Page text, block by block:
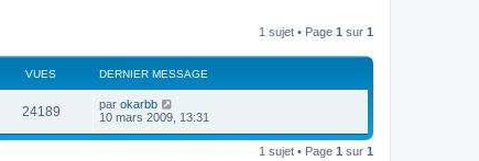
1 sujet • Page 1 sur 1
VUES DERNIER MESSAGE
24189 par okarbb
10 mars 2009, 13:31
1 sujet • Page 1 sur 1